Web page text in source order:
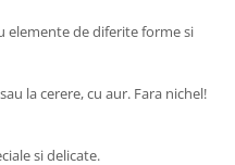
elemente de diferite forme si
la cerere, cu aur. Fara nichel!
si delicate.